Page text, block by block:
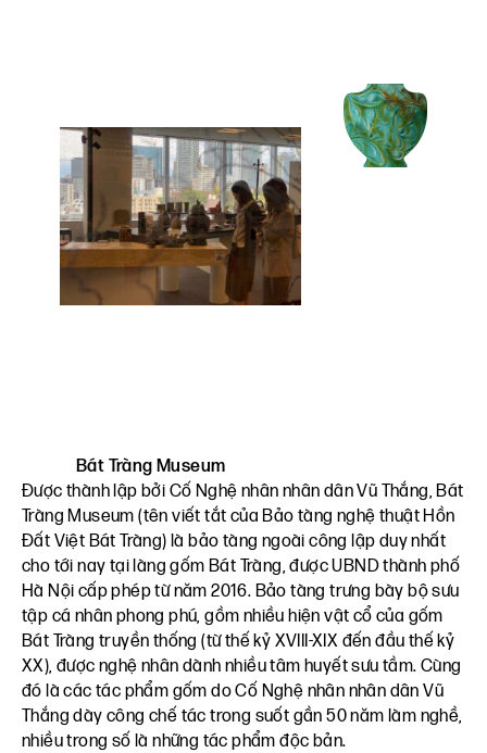
Bát Tràng Museum
Được thành lập bởi Cố Nghệ nhân nhân dân Vũ Thắng, Bát
Tràng Museum (tên viết tắt của Bảo tàng nghệ thuật Hồn
Đất Việt Bát Tràng) là bảo tàng ngoài công lập duy nhất
cho tới nay tại làng gốm Bát Tràng, được UBND thành phố
Hà Nội cấp phép từ năm 2016. Bảo tàng trưng bày bộ sưu
tập cá nhân phong phú, gồm nhiều hiện vật cổ của gốm
Bát Tràng truyền thống (từ thế kỷ XVIII-XIX đến đầu thế kỷ
XX), được nghệ nhân dành nhiều tâm huyết sưu tầm. Cùng
đó là các tác phẩm gốm do Cố Nghệ nhân nhân dân Vũ
Thắng dày công chế tác trong suốt gần 50 năm làm nghề,
nhiều trong số là những tác phẩm độc bản.